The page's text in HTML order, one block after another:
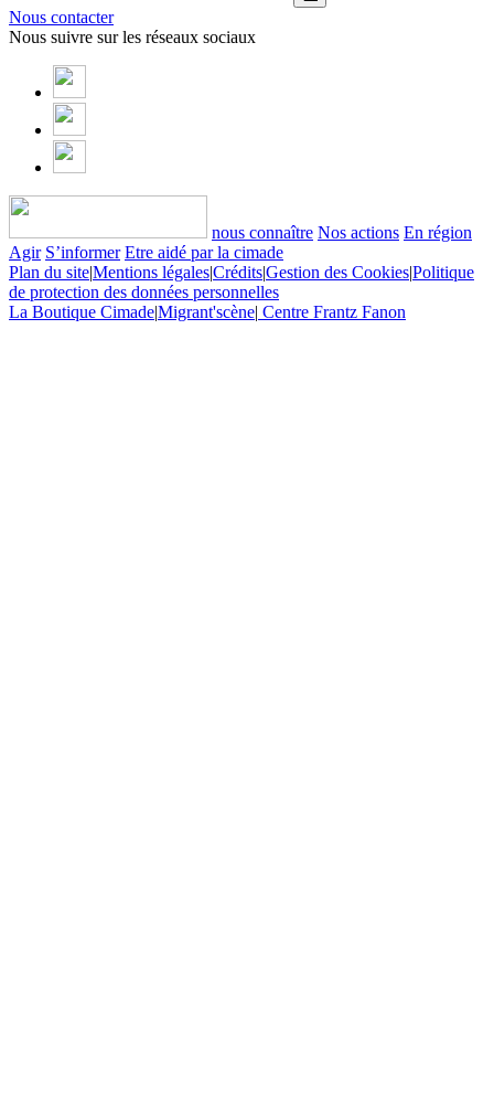
Nous contacter
Nous suivre sur les réseaux sociaux
nous connaître Nos actions En région
Agir S’informer Etre aidé par la cimade
Plan du site|Mentions légales|Crédits|Gestion des Cookies|Politique
de protection des données personnelles
La Boutique Cimade|Migrant'scène| Centre Frantz Fanon